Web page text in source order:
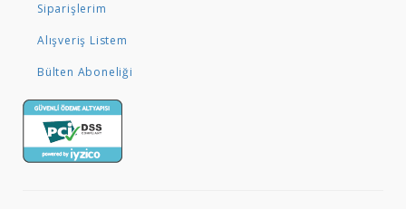
Siparişlerim
Alışveriş Listem
Bülten Aboneliği